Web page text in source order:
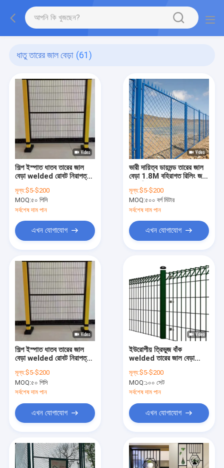
ধাতু তারের জাল বেড়া (61)
শিল্প ইস্পাত ধাতব তারের জাল
বেড়া welded রোবট নিরাপত্তা
মূল্য:$5-$200
MOQ:৫০ পিসি
সর্বশেষ দাম পান
এখন যোগাযোগ
ভারী দায়িত্ব ডায়মন্ড তারের জাল
বেড়া 1.8M বহিরাগত রিলিং জন্য
মূল্য:$5-$200
MOQ:৫০০ বর্গ মিটার
সর্বশেষ দাম পান
এখন যোগাযোগ
শিল্প ইস্পাত ধাতব তারের জাল
বেড়া welded রোবট নিরাপত্তা
মূল্য:$5-$200
MOQ:৫০ পিসি
সর্বশেষ দাম পান
এখন যোগাযোগ
ইউরোপীয় ত্রিভুজ বাঁক
welded তারের জাল বেড়া
মূল্য:$5-$200
MOQ:১০০ সেট
সর্বশেষ দাম পান
এখন যোগাযোগ